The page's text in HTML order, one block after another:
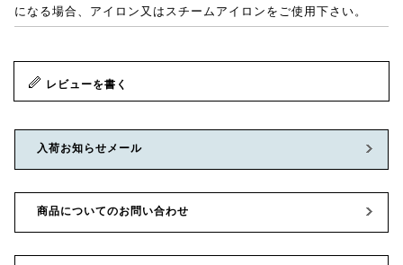
になる場合、アイロン又はスチームアイロンをご使用下さい。
レビューを書く
入荷お知らせメール
商品についてのお問い合わせ